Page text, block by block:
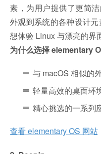
素，为用户提供了更简
外观到系统的各种设计
想体验 Linux 与漂亮的界
为什么选择 elementary
与 macOS 相似的
轻量高效的桌面环
精心挑选的一系列
查看 elementary OS 网站